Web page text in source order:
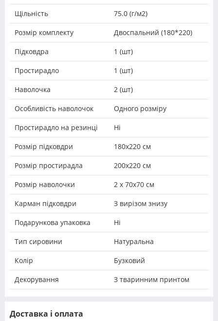
Щільність 75.0 (г/м2)
Розмір комплекту Двоспальний (180*220)
Підковдра 1 (шт)
Простирадло 1 (шт)
Наволочка 2 (шт)
Особливість наволочок Одного розміру
Простирадло на резинці Ні
Розмір підковдри 180х220 см
Розмір простирадла 200х220 см
Розмір наволочки 2 х 70х70 см
Карман підковдри З вирізом знизу
Подарункова упаковка Ні
Тип сировини Натуральна
Колір Бузковий
Декорування З тваринним принтом
Доставка і оплата